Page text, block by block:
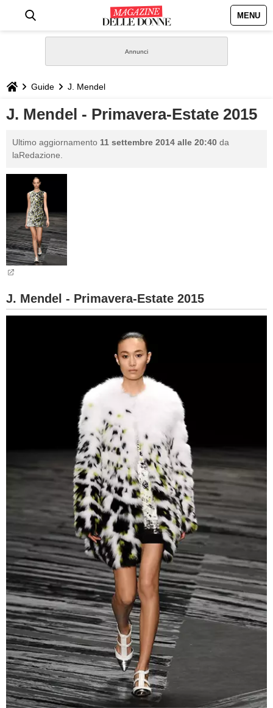
MENU
STILE
BIOGRAFIE
GASTRONOMIA
CAPELLI
SESSO
BAMBINO
Guide J. Mendel
J. Mendel - Primavera-Estate 2015
Ultimo aggiornamento 11 settembre 2014 alle 20:40 da
laRedazione.
J. Mendel - Primavera-Estate 2015